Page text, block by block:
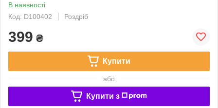
В наявності
Код: D100402
Роздріб
399 ₴
Купити
або
Купити з